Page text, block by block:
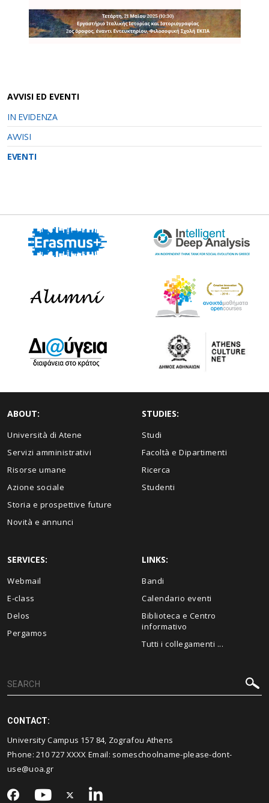
AVVISI ED EVENTI
IN EVIDENZA
AVVISI
EVENTI
ABOUT:
Università di Atene
Servizi amministrativi
Risorse umane
Azione sociale
Storia e prospettive future
Novità e annunci
STUDIES:
Studi
Facoltà e Dipartimenti
Ricerca
Studenti
SERVICES:
Webmail
E-class
Delos
Pergamos
LINKS:
Bandi
Calendario eventi
Biblioteca e Centro
informativo
Tutti i collegamenti ...
CONTACT:
University Campus 157 84, Zografou Athens
Phone:210 727 XXXX Email: someschoolname-please-dont-
use@uoa.gr